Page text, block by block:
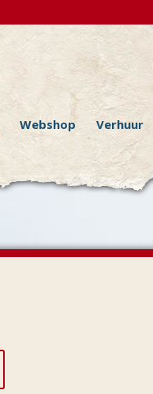
Webshop Verhuur